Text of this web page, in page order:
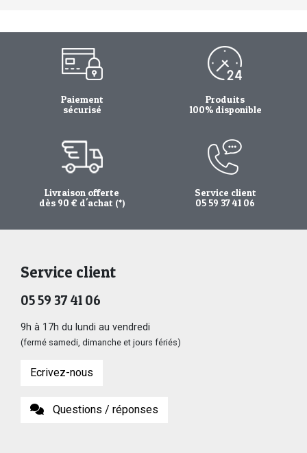
Paiement
sécurisé
Produits
100% disponible
Livraison offerte
dès 90 € d'achat (*)
Service client
05 59 37 41 06
Service client
05 59 37 41 06
9h à 17h du lundi au vendredi
(fermé samedi, dimanche et jours fériés)
Ecrivez-nous
Questions / réponses